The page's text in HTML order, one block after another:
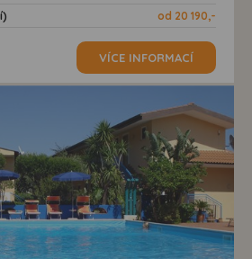
od 20 190,-
VÍCE INFORMACÍ